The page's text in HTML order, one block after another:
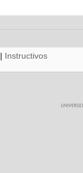
| Instructivos